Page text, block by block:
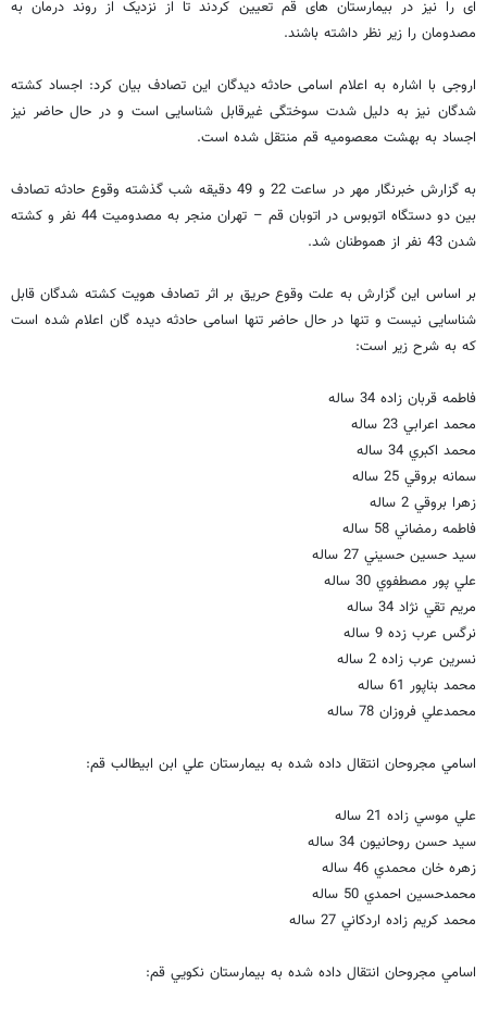
ای را نیز در بیمارستان های قم تعیین کردند تا از نزدیک از روند درمان به
مصدومان را زیر نظر داشته باشند.
اروجی با اشاره به اعلام اسامی حادثه دیدگان این تصادف بیان کرد: اجساد کشته
شدگان نیز به دلیل شدت سوختگی غیرقابل شناسایی است و در حال حاضر نیز
اجساد به بهشت معصومیه قم منتقل شده است.
به گزارش خبرنگار مهر در ساعت 22 و 49 دقیقه شب گذشته وقوع حادثه تصادف
بین دو دستگاه اتوبوس در اتوبان قم – تهران منجر به مصدومیت 44 نفر و کشته
شدن 43 نفر از هموطنان شد.
بر اساس این گزارش به علت وقوع حریق بر اثر تصادف هویت کشته شدگان قابل
شناسایی نیست و تنها در حال حاضر تنها اسامی حادثه دیده گان اعلام شده است
که به شرح زیر است:
فاطمه قربان زاده 34 ساله
محمد اعرابي 23 ساله
محمد اكبري 34 ساله
سمانه بروقي 25 ساله
زهرا بروقي 2 ساله
فاطمه رمضاني 58 ساله
سيد حسين حسيني 27 ساله
علي پور مصطفوي 30 ساله
مريم تقي نژاد 34 ساله
نرگس عرب زده 9 ساله
نسرين عرب زاده 2 ساله
محمد بناپور 61 ساله
محمدعلي فروزان 78 ساله
اسامي مجروحان انتقال داده شده به بيمارستان علي ابن ابيطالب قم:
علي موسي زاده 21 ساله
سيد حسن روحانيون 34 ساله
زهره خان محمدي 46 ساله
محمدحسين احمدي 50 ساله
محمد كريم زاده اردكاني 27 ساله
اسامي مجروحان انتقال داده شده به بيمارستان نكويي قم: